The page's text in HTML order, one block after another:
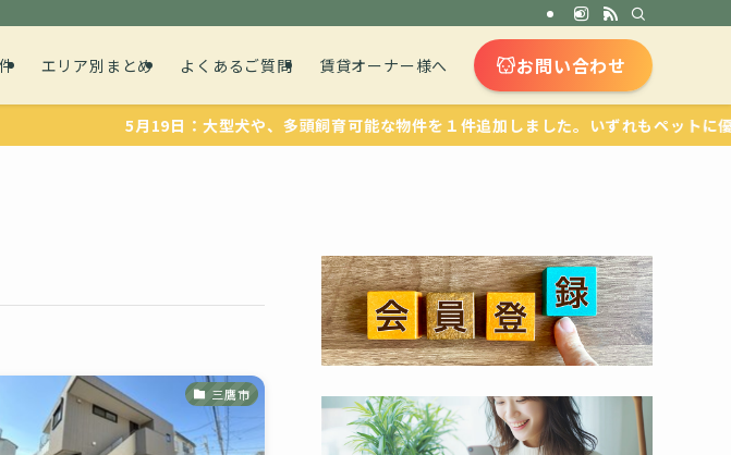
エリア別まとめ よくあるご質問 賃貸オーナー様へ お問い合わせ
5月19日：大型犬や、多頭飼育可能な物件を１件追加しました。いずれもペットに優しい
三鷹市